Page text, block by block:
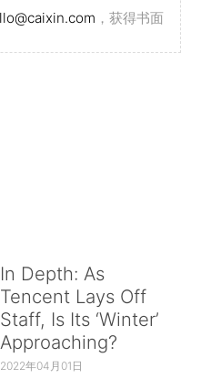
，获得书面
In Depth: As
Tencent Lays Off
Staff, Is Its ‘Winter’
Approaching?
2022年04月01日